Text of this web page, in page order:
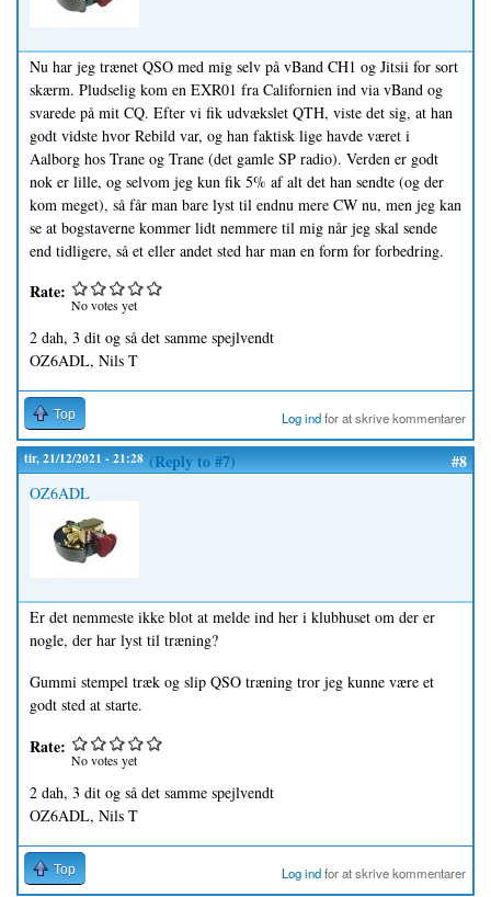
Nu har jeg trænet QSO med mig selv på vBand CH1 og Jitsii for sort
skærm. Pludselig kom en EXR01 fra Californien ind via vBand og
svarede på mit CQ. Efter vi fik udvækslet QTH, viste det sig, at han
godt vidste hvor Rebild var, og han faktisk lige havde været i
Aalborg hos Trane og Trane (det gamle SP radio). Verden er godt
nok er lille, og selvom jeg kun fik 5% af alt det han sendte (og der
kom meget), så får man bare lyst til endnu mere CW nu, men jeg kan
se at bogstaverne kommer lidt nemmere til mig når jeg skal sende
end tidligere, så et eller andet sted har man en form for forbedring.
Rate:
No votes yet
2 dah, 3 dit og så det samme spejlvendt
OZ6ADL, Nils T
Top Log indfor at skrive kommentarer
tir, 21/12/2021 - 21:28 (Reply to #7) #8
OZ6ADL
Er det nemmeste ikke blot at melde ind her i klubhuset om der er
nogle, der har lyst til træning?
Gummi stempel træk og slip QSO træning tror jeg kunne være et
godt sted at starte.
Rate:
No votes yet
2 dah, 3 dit og så det samme spejlvendt
OZ6ADL, Nils T
Top Log indfor at skrive kommentarer